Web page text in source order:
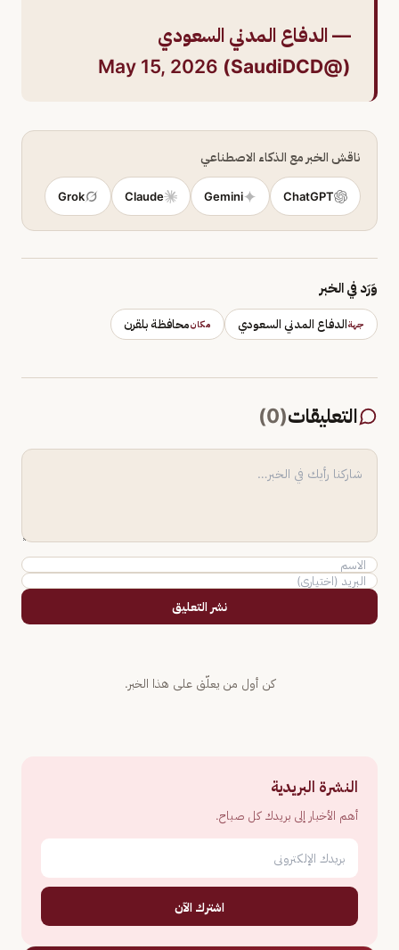
— الدفاع المدني السعودي
(@SaudiDCD)
May 15, 2026
ناقش الخبر مع الذكاء الاصطناعي
ChatGPT
Gemini
Claude
Grok
وَرَد في الخبر
جهةالدفاع المدني السعودي مكانمحافظة بلقرن
التعليقات(
0
)
نشر التعليق
كن أول من يعلّق على هذا الخبر.
النشرة البريدية
أهم الأخبار إلى بريدك كل صباح.
اشترك الآن